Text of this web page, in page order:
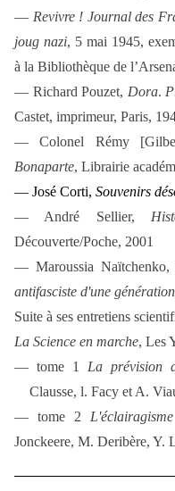
— Revivre ! Journal des
joug nazi, 5 mai 1945,
à la Bibliothèque de
— Richard Pouzet, Dora.
Castet, imprimeur, Paris,
— Colonel Rémy
Bonaparte, Librairie
— José Corti, Souvenirs
— André Sellier,
Découverte/Poche, 2001
— Maroussia Naïtchenko,
antifasciste d'une génération
Suite à ses entretiens
La Science en marche, Les
— tome 1 La prévision
Clausse, l. Facy et A.
— tome 2
Jonckeere, M. Deribère, Y.